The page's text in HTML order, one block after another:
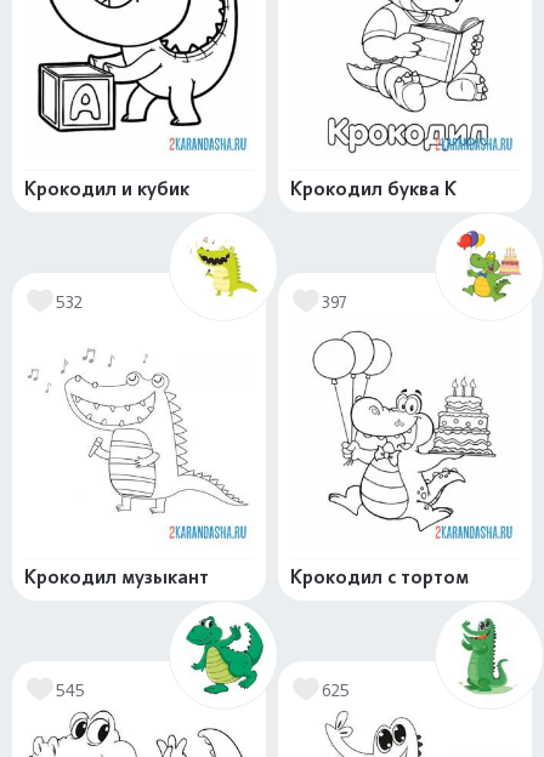
Крокодил и кубик Крокодил буква К
532
Крокодил музыкант
397
Крокодил с тортом
545 625